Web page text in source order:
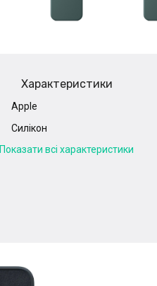
Характеристики
Apple
Силікон
Показати всі характеристики